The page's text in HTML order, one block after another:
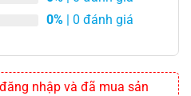
0% | 0 đánh giá
nhập và đã mua sản